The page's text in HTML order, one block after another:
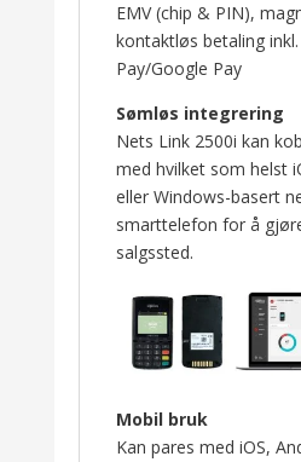
EMV (chip & PIN),
kontaktløs betaling
Pay/Google Pay
Sømløs integrering
Nets Link 2500i kan
med hvilket som helst
eller Windows-basert
smarttelefon for å
salgssted.
Mobil bruk
Kan pares med iOS,